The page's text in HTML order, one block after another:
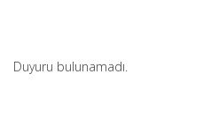
Duyuru bulunamadı.